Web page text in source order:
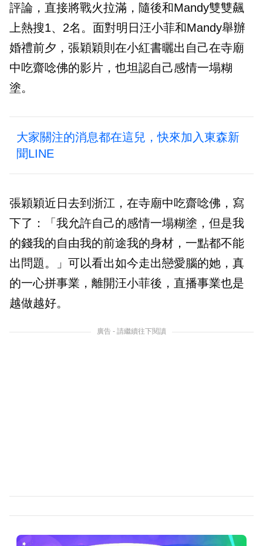
評論，直接將戰火拉滿，隨後和Mandy雙雙飆
上熱搜1、2名。面對明日汪小菲和Mandy舉辦
婚禮前夕，張穎穎則在小紅書曬出自己在寺廟
中吃齋唸佛的影片，也坦認自己感情一塌糊
塗。
大家關注的消息都在這兒，快來加入東森新
聞LINE
張穎穎近日去到浙江，在寺廟中吃齋唸佛，寫
下了：「我允許自己的感情一塌糊塗，但是我
的錢我的自由我的前途我的身材，一點都不能
出問題。」可以看出如今走出戀愛腦的她，真
的一心拼事業，離開汪小菲後，直播事業也是
越做越好。
廣告 - 請繼續往下閱讀